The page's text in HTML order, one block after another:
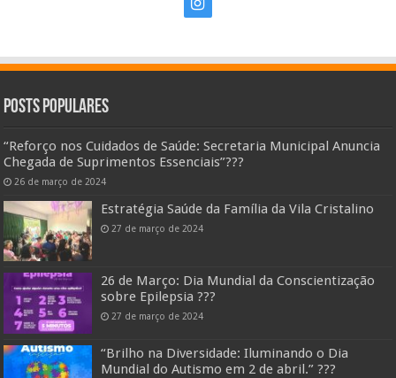
Posts Populares
“Reforço nos Cuidados de Saúde: Secretaria Municipal Anuncia
Chegada de Suprimentos Essenciais”??️?
26 de março de 2024
Estratégia Saúde da Família da Vila Cristalino
27 de março de 2024
26 de Março: Dia Mundial da Conscientização
sobre Epilepsia ???
27 de março de 2024
“Brilho na Diversidade: Iluminando o Dia
Mundial do Autismo em 2 de abril.” ???